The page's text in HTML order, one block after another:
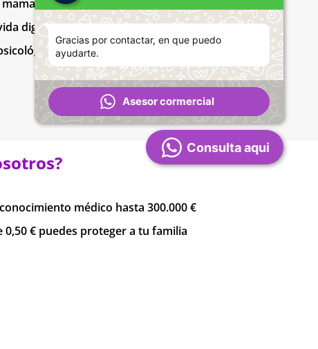
digital»
presencial
médico hasta 300.000 €
0,50 € puedes proteger a tu familia
Consulta aqui
Gracias por contactar, en que puedo
ayudarte.
Asesor cormercial